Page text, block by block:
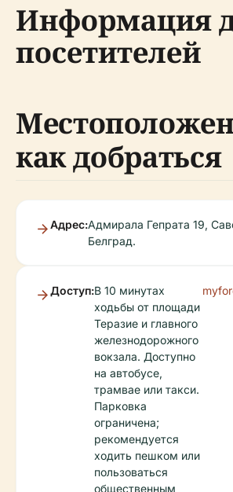
Информация
посетителей
как добраться
Адрес:Адмирала Гепрата 19,
Белград.
Доступ:В 10 минутах
ходьбы от площади
Теразие и главного
железнодорожного
вокзала. Доступно
на автобусе,
трамвае или такси.
Парковка
ограничена;
рекомендуется
ходить пешком или
пользоваться
общественным